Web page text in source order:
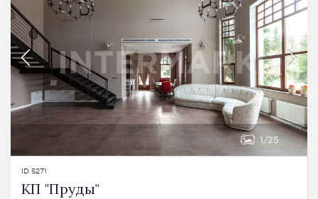
1 25
ID 5271
КП "Пруды"